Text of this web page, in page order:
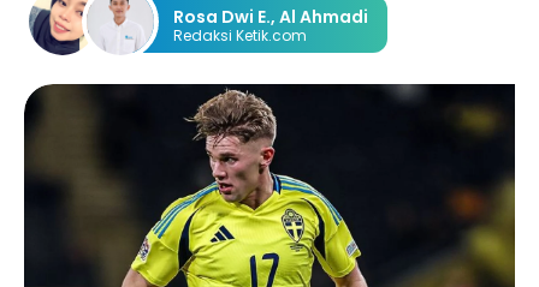
Rosa Dwi E., Al Ahmadi
Redaksi Ketik.com